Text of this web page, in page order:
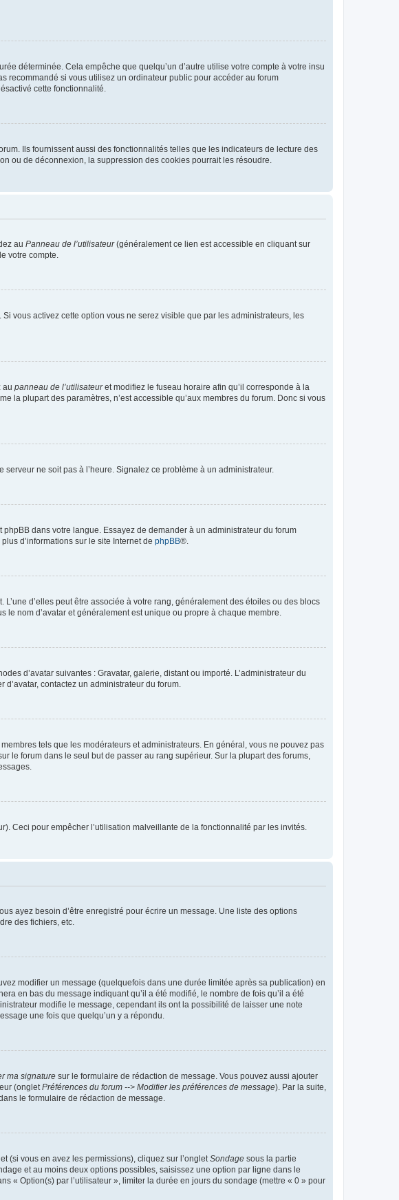
déterminée. Cela empêche que quelqu’un d’autre utilise votre compte à votre insu
recommandé si vous utilisez un ordinateur public pour accéder au forum
cette fonctionnalité.
Ils fournissent aussi des fonctionnalités telles que les indicateurs de lecture des
ou de déconnexion, la suppression des cookies pourrait les résoudre.
au Panneau de l’utilisateur(généralement ce lien est accessible en cliquant sur
votre compte.
. Si vous activez cette option vous ne serez visible que par les administrateurs, les
au panneau de l’utilisateuret modifiez le fuseau horaire afin qu’il corresponde à la
la plupart des paramètres, n’est accessible qu’aux membres du forum. Donc si vous
ne soit pas à l’heure. Signalez ce problème à un administrateur.
dans votre langue. Essayez de demander à un administrateur du forum
d’informations sur le site Internet de phpBB®.
d’elles peut être associée à votre rang, généralement des étoiles ou des blocs
nom d’avatar et généralement est unique ou propre à chaque membre.
d’avatar suivantes : Gravatar, galerie, distant ou importé. L’administrateur du
contactez un administrateur du forum.
tels que les modérateurs et administrateurs. En général, vous ne pouvez pas
le forum dans le seul but de passer au rang supérieur. Sur la plupart des forums,
Ceci pour empêcher l’utilisation malveillante de la fonctionnalité par les invités.
ayez besoin d’être enregistré pour écrire un message. Une liste des options
des fichiers, etc.
modifier un message (quelquefois dans une durée limitée après sa publication) en
en bas du message indiquant qu’il a été modifié, le nombre de fois qu’il a été
modifie le message, cependant ils ont la possibilité de laisser une note
une fois que quelqu’un y a répondu.
ma signature sur le formulaire de rédaction de message. Vous pouvez aussi ajouter
(onglet Préférences du forum --> Modifier les préférences de message). Par la suite,
le formulaire de rédaction de message.
(si vous en avez les permissions), cliquez sur l’onglet Sondage sous la partie
et au moins deux options possibles, saisissez une option par ligne dans le
« Option(s) par l’utilisateur », limiter la durée en jours du sondage (mettre « 0 » pour